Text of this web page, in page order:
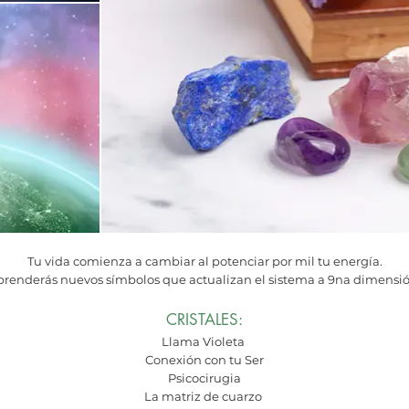
Tu vida comienza a cambiar al potenciar por mil tu energía.
nuevos símbolos que actualizan el sistema a 9na
CRISTALES:
Llama Violeta
Conexión con tu Ser
Psicocirugia
La matriz de cuarzo